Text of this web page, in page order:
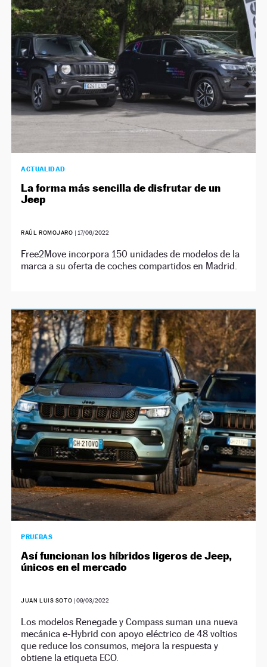
NEWSLETTER
SÍGUENOS
ACTUALIDAD
La forma más sencilla de disfrutar de un
Jeep
RAÚL ROMOJARO | 17/06/2022
Free2Move incorpora 150 unidades de modelos de la
marca a su oferta de coches compartidos en Madrid.
PRUEBAS
Así funcionan los híbridos ligeros de Jeep,
únicos en el mercado
JUAN LUIS SOTO |09/03/2022
Los modelos Renegade y Compass suman una nueva
mecánica e-Hybrid con apoyo eléctrico de 48 voltios
que reduce los consumos, mejora la respuesta y
obtiene la etiqueta ECO.